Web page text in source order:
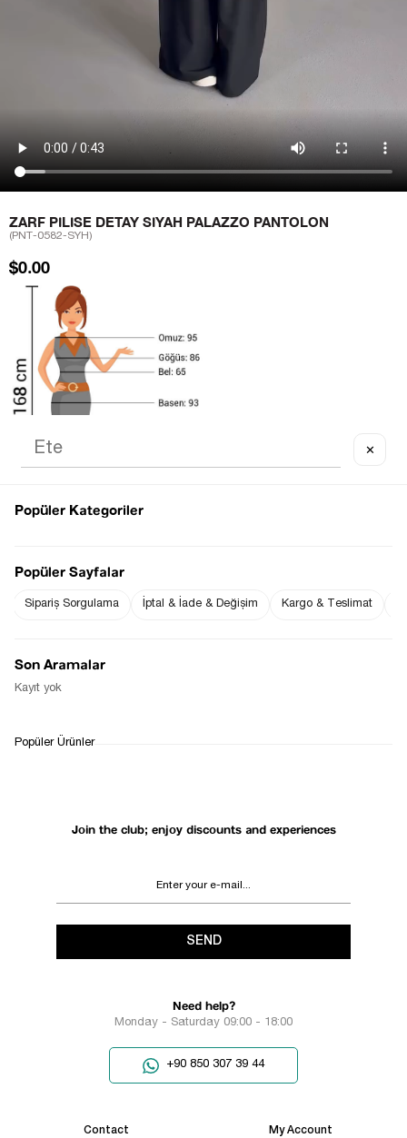
ZARF PILISE DETAY SIYAH PALAZZO PANTOLON
(PNT-0582-SYH)
$0.00
RETURN AND EXCHANGE
Join the club; enjoy discounts and experiences
SEND
Need help?
Monday - Saturday 09:00 - 18:00
+90 850 307 39 44
Contact My Account
✕
Popüler Kategoriler
Popüler Sayfalar
Sipariş Sorgulama İptal & İade & Değişim Kargo & Teslimat
Son Aramalar
Kayıt yok
Popüler Ürünler